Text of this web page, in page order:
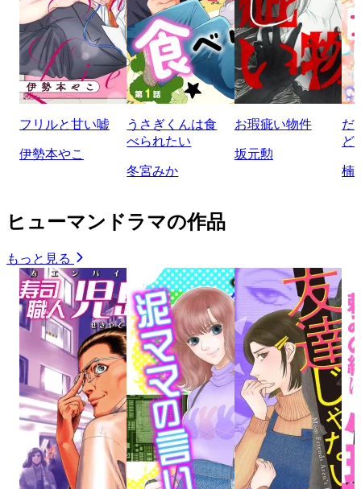
フリルと甘い嘘
伊勢本やこ
うさぎくんは食
べられたい
冬宮みか
お瑕疵い物件
坂元勲
だ
ど
楠
ヒューマンドラマの作品
もっと見る